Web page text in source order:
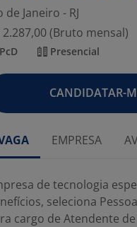
de Janeiro - RJ
2.287,00 (Bruto mensal)
PcD Presencial
CANDIDATAR-
EMPRESA
de tecnologia
seleciona
cargo de Atendente de